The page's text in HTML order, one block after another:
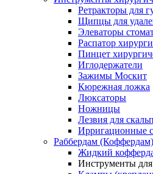
Ретракторы для
Щипцы для
Элеваторы
Распатор
Пинцет
Иглодержатели
Зажимы Москит
Кюрежная ложка
Люксаторы
Ножницы
Лезвия для
Ирригационные
Раббердам
Жидкий
Инструменты